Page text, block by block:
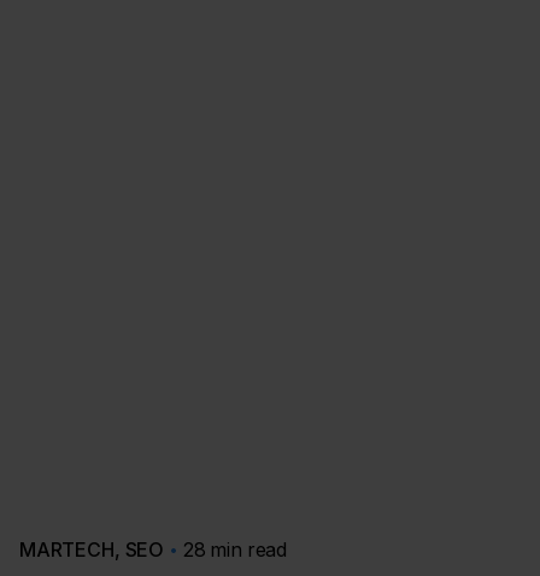
MARTECH SEO 28 min read